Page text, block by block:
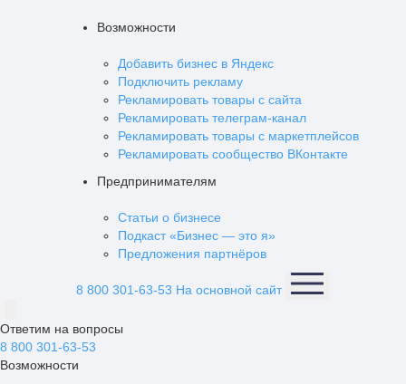
Возможности
Добавить бизнес в Яндекс
Подключить рекламу
Рекламировать товары с сайта
Рекламировать телеграм-канал
Рекламировать товары с маркетплейсов
Рекламировать сообщество ВКонтакте
Предпринимателям
Статьи о бизнесе
Подкаст «Бизнес — это я»
Предложения партнёров
8 800 301-63-53 На основной сайт
Ответим на вопросы
8 800 301-63-53
Возможности